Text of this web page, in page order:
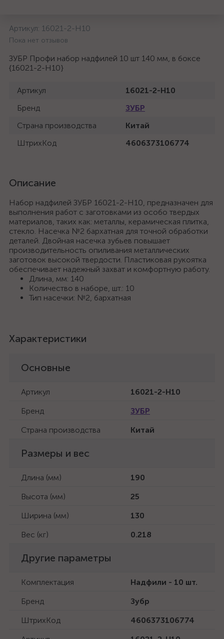
Артикул: 16021-2-H10
Пока нет отзывов
ЗУБР Профи набор надфилей 10 шт 140 мм, в боксе
{16021-2-H10}
Артикул
16021-2-H10
Бренд
ЗУБР
Страна производства
Китай
ШтрихКод
4606373106774
Описание
Набор надфилей ЗУБР 16021-2-H10, предназначен для
выполнения работ с заготовками из особо твердых
материалов, таких как: металлы, керамическая плитка,
стекло. Насечка №2 бархатная для точной обработки
деталей. Двойная насечка зубьев повышает
производительность опиливания металлических
заготовок высокой твердости. Пластиковая рукоятка
обеспечивает надежный захват и комфортную работу.
Длина, мм: 140
Количество в наборе, шт.: 10
Тип насечки: №2, бархатная
Характеристики
Основные
Артикул
16021-2-H10
Бренд
ЗУБР
Страна производства
Китай
Размеры и вес
Длина (мм)
190
Высота (мм)
25
Ширина (мм)
130
Вес (кг)
0.218
Другие параметры
Комплектация
Надфили - 10 шт.
Бренд
Зубр
ШтрихКод
4606373106774